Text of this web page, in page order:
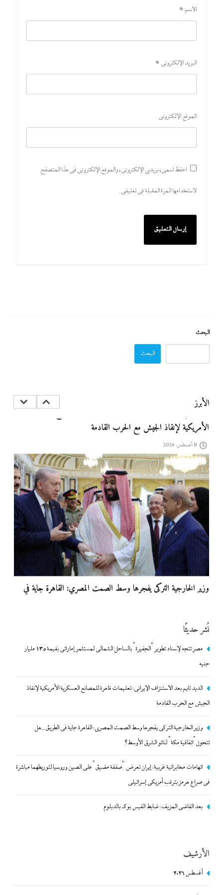
الاسم *
البريد الإلكتروني *
الموقع الإلكتروني
احفظ اسمي، بريدي الإلكتروني، والموقع الإلكتروني في هذا المتصفح
لاستخدامها المرة المقبلة في تعليقي.
البحث
البحث
الأبرز
اتهامات مخابراتية غربية: إيران تعرض “صفقة مضيق” على الصين وروسيا
لتوريطهما مباشرة في صراع هرمز بترقب أمريكي إسرائيلى
8 أغسطس، 2026
135 مليار جنيه
الأمريكية لإنقاذ الجيش مع الحرب القادمة
8 أغسطس، 2026
وزير الخارجية التركى يفجرها وسط الصمت المصري: القاهرة جاية في
الطريق..هل تتحول”اتفاقية مكة” لناتو الشرق الأوسط؟
8 أغسطس، 2026
اتهامات مخابراتية غربية: إيران تعرض “صفقة مضيق” على الصين وروسيا
لتوريطهما مباشرة في صراع هرمز بترقب أمريكي إسرائيلى
نُشر حديثًا
مصر تتجه لإسناد تطوير “الجفيرة” بالساحل الشمالي لمستثمر إماراتي بقيمة 135 مليار
جنيه
الديد تايم بعد الاستنزاف الإيرانى: تعليمات قاهرة للمصانع العسكرية الأمريكية لإنقاذ
الجيش مع الحرب القادمة
وزير الخارجية التركى يفجرها وسط الصمت المصري: القاهرة جاية في الطريق..هل
تتحول”اتفاقية مكة” لناتو الشرق الأوسط؟
اتهامات مخابراتية غربية: إيران تعرض “صفقة مضيق” على الصين وروسيا لتوريطهما مباشرة
في صراع هرمز بترقب أمريكي إسرائيلى
بعد القاضي المزيف: ضابط الفيس بوك بالدبلوم
الأرشيف
أغسطس 2026